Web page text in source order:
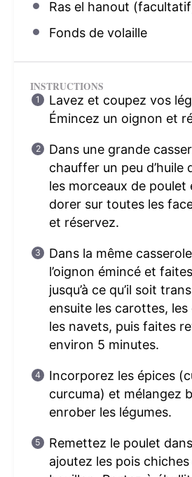
Ras el hanout
Fonds de volaille
INSTRUCTIONS
Lavez et coupez vos
Émincez un oignon et
Dans une grande
chauffer un peu d’huile
les morceaux de poulet
dorer sur toutes les
et réservez.
Dans la même
l’oignon émincé et
jusqu’à ce qu’il soit
ensuite les carottes,
les navets, puis faites
environ 5 minutes.
Incorporez les épices
curcuma) et mélangez
enrober les légumes.
Remettez le poulet
ajoutez les pois